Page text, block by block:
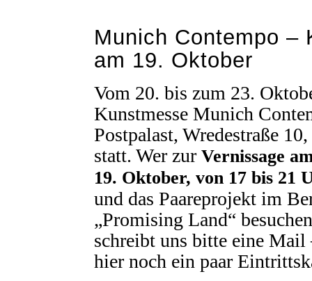
Munich Contempo –
am 19. Oktober
Vom 20. bis zum 23.
Kunstmesse Munich
Postpalast, Wredestraße
statt. Wer zurVernissage
19. Oktober, von 17 bis 21
und das Paareprojekt im
„Promising Land“
schreibt uns bitte eine Mail
hier noch ein paar